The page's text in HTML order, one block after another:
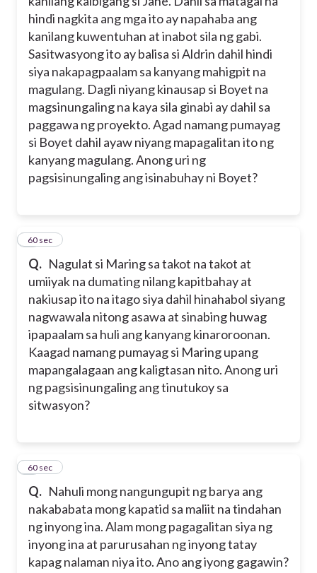
hindi nagkita ang mga ito ay napahaba ang
kanilang kuwentuhan at inabot sila ng gabi.
Sasitwasyong ito ay balisa si Aldrin dahil hindi
siya nakapagpaalam sa kanyang mahigpit na
magulang. Dagli niyang kinausap si Boyet na
magsinungaling na kaya sila ginabi ay dahil sa
paggawa ng proyekto. Agad namang pumayag
si Boyet dahil ayaw niyang mapagalitan ito ng
kanyang magulang. Anong uri ng
pagsisinungaling ang isinabuhay ni Boyet?
Q. Nagulat si Maring sa takot na takot at
umiiyak na dumating nilang kapitbahay at
nakiusap ito na itago siya dahil hinahabol siyang
nagwawala nitong asawa at sinabing huwag
ipapaalam sa huli ang kanyang kinaroroonan.
Kaagad namang pumayag si Maring upang
mapangalagaan ang kaligtasan nito. Anong uri
ng pagsisinungaling ang tinutukoy sa
sitwasyon?
560 sec
Q. Nahuli mong nangungupit ng barya ang
nakababata mong kapatid sa maliit na tindahan
ng inyong ina. Alam mong pagagalitan siya ng
inyong ina at parurusahan ng inyong tatay
kapag nalaman niya ito. Ano ang iyong gagawin?
660 sec